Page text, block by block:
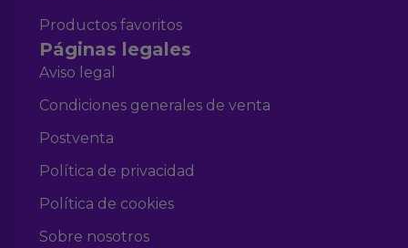
Productos favoritos
Páginas legales
Aviso legal
Condiciones generales de venta
Postventa
Política de privacidad
Política de cookies
Sobre nosotros